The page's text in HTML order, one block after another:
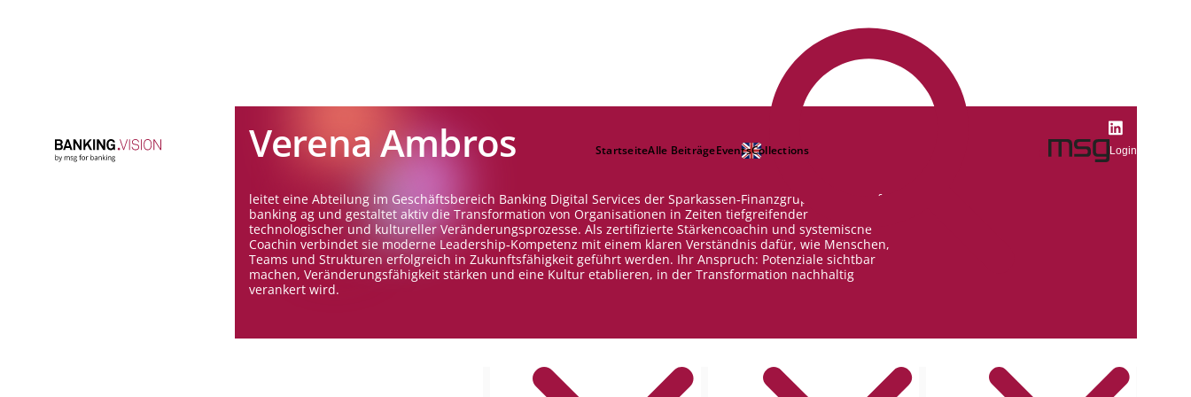
StartseiteAlle BeiträgeEventsCollections Login
Verena Ambros
leitet eine Abteilung im Geschäftsbereich Banking Digital Services der Sparkassen‑Finanzgruppe bei msg for
banking ag und gestaltet aktiv die Transformation von Organisationen in Zeiten tiefgreifender
technologischer und kultureller Veränderungsprozesse. Als zertifizierte Stärkencoachin und systemische
Coachin verbindet sie moderne Leadership‑Kompetenz mit einem klaren Verständnis dafür, wie Menschen,
Teams und Strukturen erfolgreich in Zukunftsfähigkeit geführt werden. Ihr Anspruch: Potenziale sichtbar
machen, Veränderungsfähigkeit stärken und eine Kultur etablieren, in der Transformation nachhaltig
verankert wird.